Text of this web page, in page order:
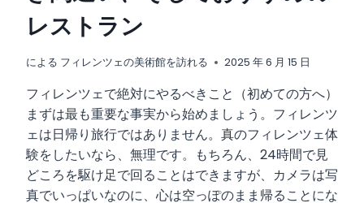
レストラン
による フィレンツェの美術館を訪れる 2025 年 6 月 15 日
フィレンツェで絶対にやるべきこと（初めての方へ）
まずは最も重要な事実から始めましょう。フィレンツ
ェは日帰り旅行ではありません。真のフィレンツェ体
験をしたいなら、無理です。もちろん、24時間で見
どころを駆け足で回ることはできますが、カメラは写
真でいっぱいなのに、心は空っぽのまま帰ることにな